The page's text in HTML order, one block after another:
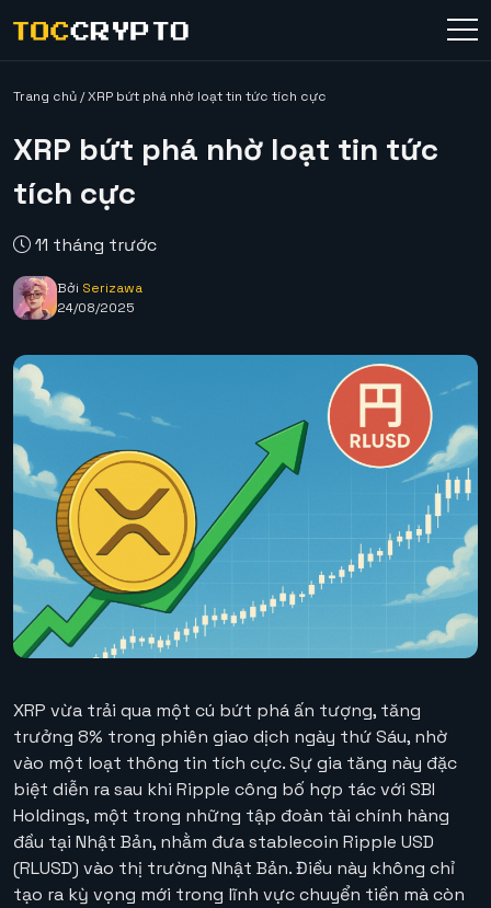
Trang chủ/XRP bứt phá nhờ loạt tin tức tích cực
XRP bứt phá nhờ loạt tin tức
tích cực
11 tháng trước
Bởi Serizawa
24/08/2025
XRP vừa trải qua một cú bứt phá ấn tượng, tăng
trưởng 8% trong phiên giao dịch ngày thứ Sáu, nhờ
vào một loạt thông tin tích cực. Sự gia tăng này đặc
biệt diễn ra sau khi Ripple công bố hợp tác với SBI
Holdings, một trong những tập đoàn tài chính hàng
đầu tại Nhật Bản, nhằm đưa stablecoin Ripple USD
(RLUSD) vào thị trường Nhật Bản. Điều này không chỉ
tạo ra kỳ vọng mới trong lĩnh vực chuyển tiền mà còn